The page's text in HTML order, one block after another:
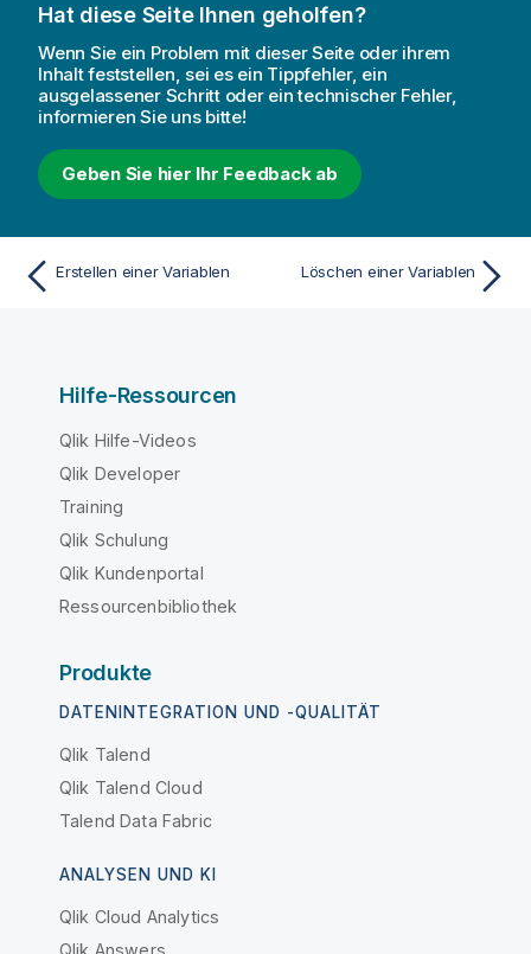
Hat diese Seite Ihnen geholfen?
Wenn Sie ein Problem mit dieser Seite oder ihrem
Inhalt feststellen, sei es ein Tippfehler, ein
ausgelassener Schritt oder ein technischer Fehler,
informieren Sie uns bitte!
Geben Sie hier Ihr Feedback ab
Erstellen einer Variablen Löschen einer Variablen
Hilfe-Ressourcen
Qlik Hilfe-Videos
Qlik Developer
Training
Qlik Schulung
Qlik Kundenportal
Ressourcenbibliothek
Produkte
DATENINTEGRATION UND -QUALITÄT
Qlik Talend
Qlik Talend Cloud
Talend Data Fabric
ANALYSEN UND KI
Qlik Cloud Analytics